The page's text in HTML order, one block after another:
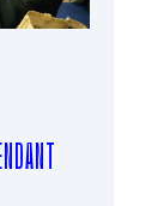
Google